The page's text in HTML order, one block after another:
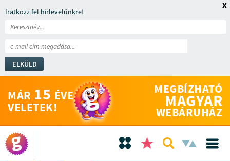
Iratkozz fel hírlevelünkre!
ELKÜLD
x
MÁR 15 ÉVE
VELETEK!
MEGBÍZHATÓ
MAGYAR
WEBÁRUHÁZ